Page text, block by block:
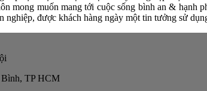
muốn mang tới cuộc sống bình an & hạnh
nghiệp, được khách hàng ngày một tin tưởng sử
Bình, TP HCM